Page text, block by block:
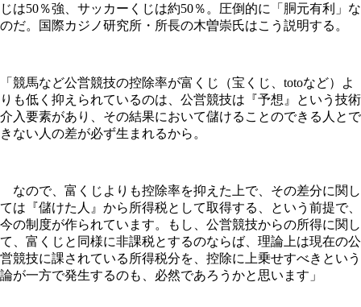
じは50％強、サッカーくじは約50％。圧倒的に「胴元有利」な
のだ。国際カジノ研究所・所長の木曽崇氏はこう説明する。
「競馬など公営競技の控除率が富くじ（宝くじ、totoなど）よ
りも低く抑えられているのは、公営競技は『予想』という技術
介入要素があり、その結果において儲けることのできる人とで
きない人の差が必ず生まれるから。
なので、富くじよりも控除率を抑えた上で、その差分に関し
ては『儲けた人』から所得税として取得する、という前提で、
今の制度が作られています。もし、公営競技からの所得に関し
て、富くじと同様に非課税とするのならば、理論上は現在の公
営競技に課されている所得税分を、控除に上乗せすべきという
論が一方で発生するのも、必然であろうかと思います」